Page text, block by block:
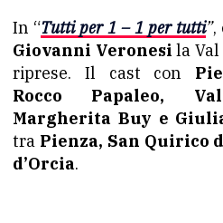
In “Tutti per 1 – 1 per tutti”,
Giovanni Veronesi la Val
riprese. Il cast con
Rocco Papaleo,
Margherita Buy e
tra Pienza, San Quirico
d’Orcia.